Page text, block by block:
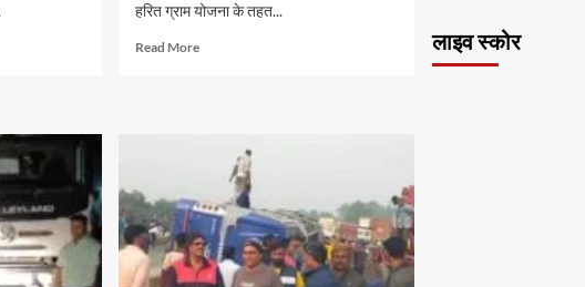
हरित ग्राम योजना के तहत...
Read MoreRead
बागवानी
मेला
का
हुआ
लाइव स्कोर